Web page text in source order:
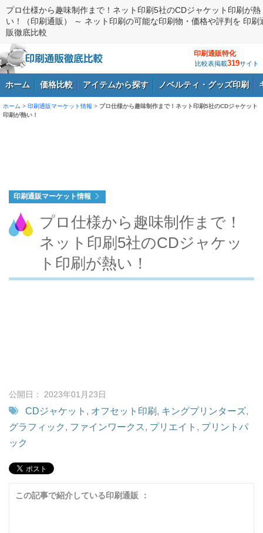
プロ仕様から趣味制作まで！ネット印刷5社のCDジャケット印刷が熱
い！（印刷通販） ～ ネット印刷の可能な印刷物・価格や評判を 印刷
販徹底比較
印刷通販特化
比較表掲載319サイト
ホーム 価格比較 アイテムから探す ノベルティ・グッズ印刷
ホーム > 印刷通販マーケット情報 > プロ仕様から趣味制作まで！ネット印刷5社のCDジャケット
印刷が熱い！
印刷通販マーケット情報
プロ仕様から趣味制作まで！
ネット印刷5社のCDジャケッ
ト印刷が熱い！
公開日： 2023年01月23日
CDジャケット , オフセット印刷 , キングプリンターズ,
グラフィック , ファインワークス , プリエイト , プリントパ
ック
この記事で紹介している印刷通販 ：